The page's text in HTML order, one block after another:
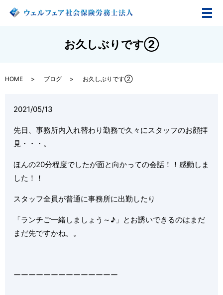
メ
お久しぶりです②
HOME ブログ お久しぶりです②
2021/05/13
先日、事務所内入れ替わり勤務で久々にスタッフのお顔拝
見・・・。
ほんの20分程度でしたが面と向かっての会話！！感動しま
した！！
スタッフ全員が普通に事務所に出勤したり
「ランチご一緒しましょう～♪」とお誘いできるのはまだ
まだ先ですかね。。
ーーーーーーーーーーーーーー